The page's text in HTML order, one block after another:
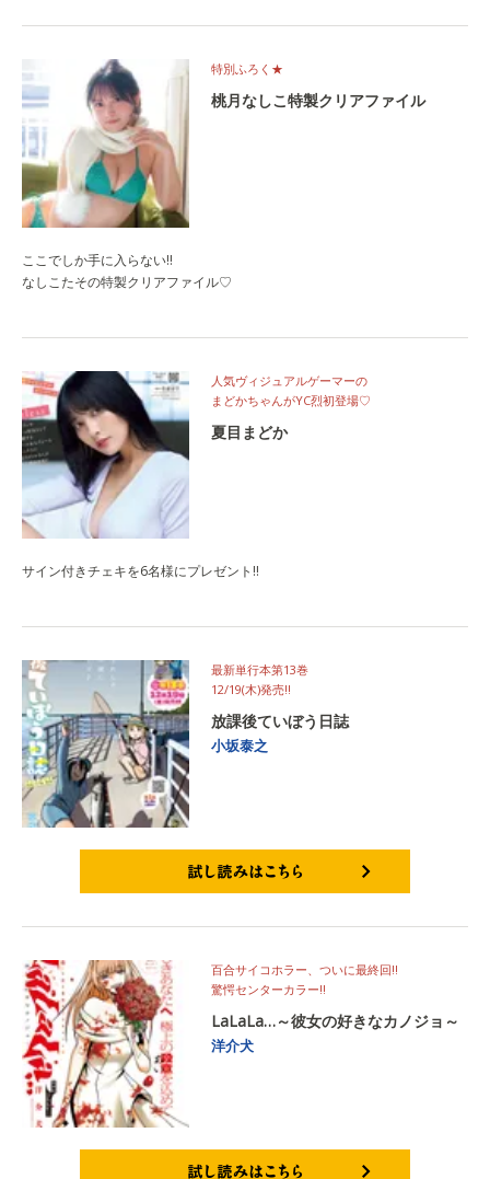
特別ふろく★
桃月なしこ特製クリアファイル
ここでしか手に入らない‼
なしこたその特製クリアファイル♡
人気ヴィジュアルゲーマーの
まどかちゃんがYC烈初登場♡
夏目まどか
サイン付きチェキを6名様にプレゼント‼
最新単行本第13巻
12/19(木)発売‼
放課後ていぼう日誌
小坂泰之
百合サイコホラー、ついに最終回‼
驚愕センターカラー‼
LaLaLa…～彼女の好きなカノジョ～
洋介犬